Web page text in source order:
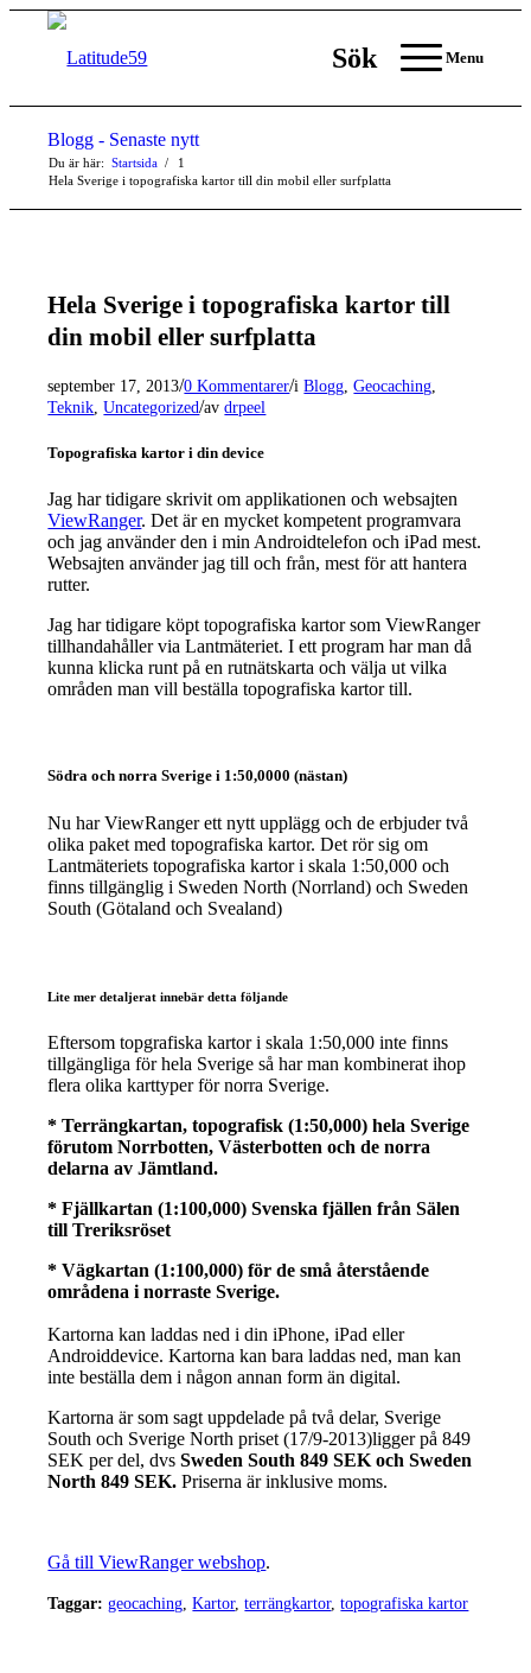
Sök Menu
Blogg - Senaste nytt
Du är här: Startsida 1
/
Hela Sverige i topografiska kartor till din mobil eller surfplatta
Hela Sverige i topografiska kartor till
din mobil eller surfplatta
september 17, 2013/0 Kommentarer/iBlogg ,Geocaching
Teknik ,Uncategorized/avdrpeel
Topografiska kartor i din device
Jag har tidigare skrivit om applikationen och websajten
ViewRanger. Det är en mycket kompetent programvara
och jag använder den i min Androidtelefon och iPad mest.
Websajten använder jag till och från, mest för att hantera
rutter.
Jag har tidigare köpt topografiska kartor som ViewRanger
tillhandahåller via Lantmäteriet. I ett program har man då
kunna klicka runt på en rutnätskarta och välja ut vilka
områden man vill beställa topografiska kartor till.
Södra och norra Sverige i 1:50,0000 (nästan)
Nu har ViewRanger ett nytt upplägg och de erbjuder två
olika paket med topografiska kartor. Det rör sig om
Lantmäteriets topografiska kartor i skala 1:50,000 och
finns tillgänglig i Sweden North (Norrland) och Sweden
South (Götaland och Svealand)
Lite mer detaljerat innebär detta följande
Eftersom topgrafiska kartor i skala 1:50,000 inte finns
tillgängliga för hela Sverige så har man kombinerat ihop
flera olika karttyper för norra Sverige.
* Terrängkartan, topografisk (1:50,000) hela Sverige
förutom Norrbotten, Västerbotten och de norra
delarna av Jämtland.
* Fjällkartan (1:100,000) Svenska fjällen från Sälen
till Treriksröset
* Vägkartan (1:100,000) för de små återstående
områdena i norraste Sverige.
Kartorna kan laddas ned i din iPhone, iPad eller
Androiddevice. Kartorna kan bara laddas ned, man kan
inte beställa dem i någon annan form än digital.
Kartorna är som sagt uppdelade på två delar, Sverige
South och Sverige North priset (17/9-2013)ligger på 849
SEK per del, dvsSweden South 849 SEK och Sweden
North 849 SEK. Priserna är inklusive moms.
Gå till ViewRanger webshop.
Taggar: geocaching,Kartor,terrängkartor,topografiska kartor